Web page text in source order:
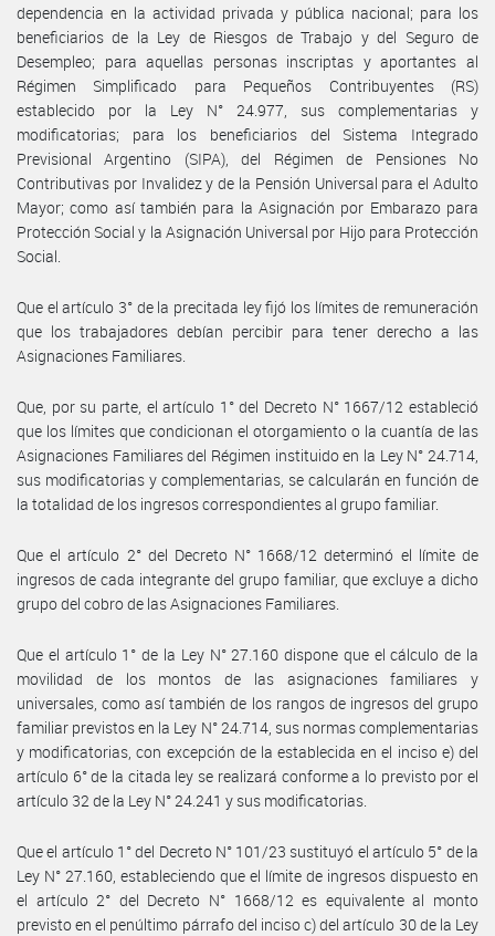
dependencia en la actividad privada y pública nacional; para los
beneficiarios de la Ley de Riesgos de Trabajo y del Seguro de
Desempleo; para aquellas personas inscriptas y aportantes al
Régimen Simplificado para Pequeños Contribuyentes (RS)
establecido por la Ley N° 24.977, sus complementarias y
modificatorias; para los beneficiarios del Sistema Integrado
Previsional Argentino (SIPA), del Régimen de Pensiones No
Contributivas por Invalidez y de la Pensión Universal para el Adulto
Mayor; como así también para la Asignación por Embarazo para
Protección Social y la Asignación Universal por Hijo para Protección
Social.
Que el artículo 3° de la precitada ley fijó los límites de remuneración
que los trabajadores debían percibir para tener derecho a las
Asignaciones Familiares.
Que, por su parte, el artículo 1° del Decreto N° 1667/12 estableció
que los límites que condicionan el otorgamiento o la cuantía de las
Asignaciones Familiares del Régimen instituido en la Ley N° 24.714,
sus modificatorias y complementarias, se calcularán en función de
la totalidad de los ingresos correspondientes al grupo familiar.
Que el artículo 2° del Decreto N° 1668/12 determinó el límite de
ingresos de cada integrante del grupo familiar, que excluye a dicho
grupo del cobro de las Asignaciones Familiares.
Que el artículo 1° de la Ley N° 27.160 dispone que el cálculo de la
movilidad de los montos de las asignaciones familiares y
universales, como así también de los rangos de ingresos del grupo
familiar previstos en la Ley N° 24.714, sus normas complementarias
y modificatorias, con excepción de la establecida en el inciso e) del
artículo 6° de la citada ley se realizará conforme a lo previsto por el
artículo 32 de la Ley N° 24.241 y sus modificatorias.
Que el artículo 1° del Decreto N° 101/23 sustituyó el artículo 5° de la
Ley N° 27.160, estableciendo que el límite de ingresos dispuesto en
el artículo 2° del Decreto N° 1668/12 es equivalente al monto
previsto en el penúltimo párrafo del inciso c) del artículo 30 de la Ley